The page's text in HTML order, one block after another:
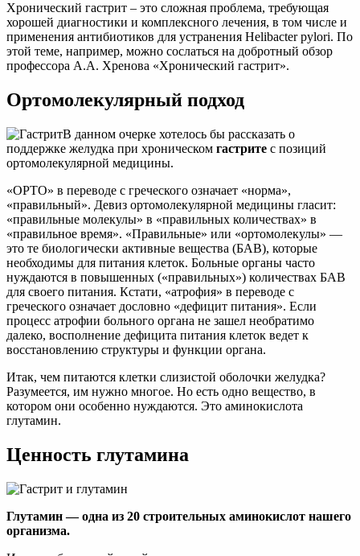
Хронический гастрит – это сложная проблема, требующая
хорошей диагностики и комплексного лечения, в том числе и
применения антибиотиков для устранения Helibacter pylori. По
этой теме, например, можно сослаться на добротный обзор
профессора А.А. Хренова «Хронический гастрит».
Ортомолекулярный подход
В данном очерке хотелось бы рассказать о
поддержке желудка при хроническом гастрите с позиций
ортомолекулярной медицины.
«ОРТО» в переводе с греческого означает «норма»,
«правильный». Девиз ортомолекулярной медицины гласит:
«правильные молекулы» в «правильных количествах» в
«правильное время». «Правильные» или «ортомолекулы» —
это те биологически активные вещества (БАВ), которые
необходимы для питания клеток. Больные органы часто
нуждаются в повышенных («правильных») количествах БАВ
для своего питания. Кстати, «атрофия» в переводе с
греческого означает дословно «дефицит питания». Если
процесс атрофии больного органа не зашел необратимо
далеко, восполнение дефицита питания клеток ведет к
восстановлению структуры и функции органа.
Итак, чем питаются клетки слизистой оболочки желудка?
Разумеется, им нужно многое. Но есть одно вещество, в
котором они особенно нуждаются. Это аминокислота
глутамин.
Ценность глутамина
Глутамин — одна из 20 строительных аминокислот нашего
организма.